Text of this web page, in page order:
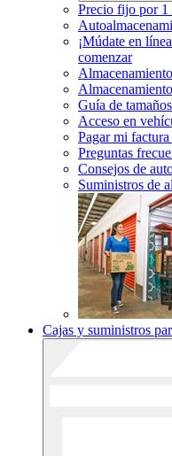
Precio fijo por 1
¡Múdate en
comenzar
Guía de
Acceso en
Pagar mi
Preguntas
Consejos de
Suministros de
Cajas y suministros